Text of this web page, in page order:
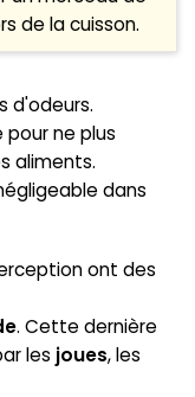
de la cuisson.
d'odeurs.
ne plus
aliments.
dans
ont des
. Cette dernière
les joues, les